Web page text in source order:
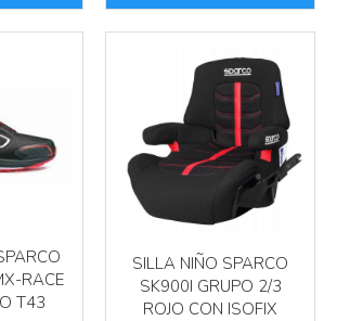
RACE
T43
SILLA NIÑO SPARCO
SK900I GRUPO 2/3
ROJO CON ISOFIX